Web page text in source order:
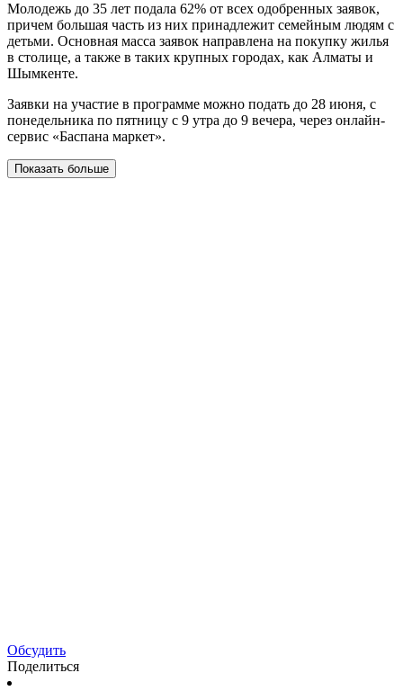
Молодежь до 35 лет подала 62% от всех одобренных заявок,
причем большая часть из них принадлежит семейным людям с
детьми. Основная масса заявок направлена на покупку жилья
в столице, а также в таких крупных городах, как Алматы и
Шымкенте.
Заявки на участие в программе можно подать до 28 июня, с
понедельника по пятницу с 9 утра до 9 вечера, через онлайн-
сервис «Баспана маркет».
Показать больше
Обсудить
Поделиться